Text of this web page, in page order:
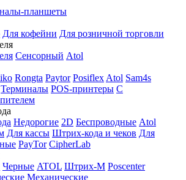
планшеты
Для кофейни Для розничной торговли
Сенсорный Atol
Rongta Paytor Posiflex Atol Sam4s
Терминалы POS-принтеры С
Недорогие 2D Беспроводные Atol
Для кассы Штрих-кода и чеков Для
PayTor CipherLab
Черные ATOL Штрих-М Poscenter
Механические